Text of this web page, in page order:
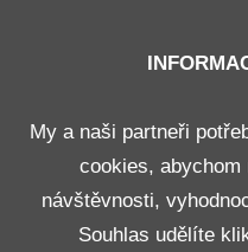
Obchodní podmínky
Doprava a platba
Odstoupení od smlouvy
My a naši partneři
cookies, abychom
návštěvnosti,
Souhlas udělíte